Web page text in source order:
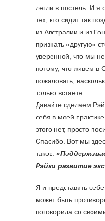
легли в постель. И я
тех, кто сидит так
из Австралии и из
признать «другую»
уверенной, что мы
потому, что живем
пожаловать,
только встаете.
Давайте сделаем
себя в моей
этого нет, просто
Спасибо. Вот мы
таков:
Рэйки развитие
Я и представить
может быть
поговорила со